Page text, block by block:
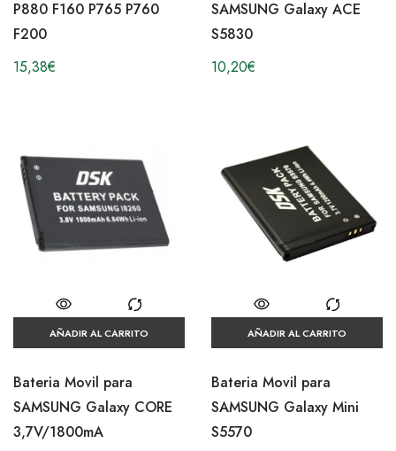
P880 F160 P765 P760
F200
15,38€
SAMSUNG Galaxy ACE
S5830
10,20€
AÑADIR AL CARRITO
Bateria Movil para
SAMSUNG Galaxy CORE
3,7V/1800mA
AÑADIR AL CARRITO
Bateria Movil para
SAMSUNG Galaxy Mini
S5570